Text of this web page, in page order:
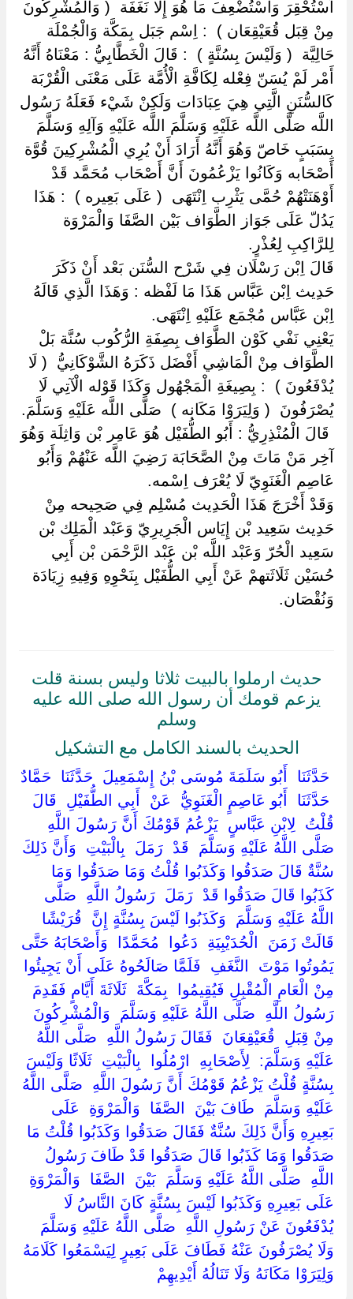
اُسْتُحْقِرَ وَاسْتُضْعِفَ مَا هُوَ إِلَّا نَغَفَة ‏ ‏( وَالْمُشْرِكُونَ
مِنْ قِبَل قُعَيْقِعَان ) ‏ ‏: اِسْم جَبَل بِمَكَّة وَالْجُمْلَة
حَالِيَّة ‏ ‏( وَلَيْسَ بِسُنَّةٍ ) ‏ ‏: قَالَ الْخَطَّابِيُّ : مَعْنَاهُ أَنَّهُ
أَمْر لَمْ يُسَنّ فِعْله لِكَافَّةِ الْأُمَّة عَلَى مَعْنَى الْقُرْبَة
كَالسُّنَنِ الَّتِي هِيَ عِبَادَات وَلَكِنْ شَيْء فَعَلَهُ رَسُول
اللَّه صَلَّى اللَّه عَلَيْهِ وَسَلَّمَ اللَّه عَلَيْهِ وَآلِهِ وَسَلَّمَ
بِسَبَبٍ خَاصّ وَهُوَ أَنَّهُ أَرَادَ أَنْ يُرِي الْمُشْرِكِينَ قُوَّة
أَصْحَابه وَكَانُوا يَزْعُمُونَ أَنَّ أَصْحَاب مُحَمَّد قَدْ
أَوْهَنَتْهُمْ حُمَّى يَثْرِب اِنْتَهَى ‏ ‏( عَلَى بَعِيره ) ‏ ‏: هَذَا
يَدُلّ عَلَى جَوَاز الطَّوَاف بَيْن الصَّفَا وَالْمَرْوَة
لِلرَّاكِبِ لِعُذْرٍ.
قَالَ اِبْن رَسْلَان فِي شَرْح السُّنَن بَعْد أَنْ ذَكَرَ
حَدِيث اِبْن عَبَّاس هَذَا مَا لَفْظه : وَهَذَا الَّذِي قَالَهُ
اِبْن عَبَّاس مُجْمَع عَلَيْهِ اِنْتَهَى.
يَعْنِي نَفْي كَوْن الطَّوَاف بِصِفَةِ الرُّكُوب سُنَّة بَلْ
الطَّوَاف مِنْ الْمَاشِي أَفْضَل ذَكَرَهُ الشَّوْكَانِيُّ ‏ ‏( لَا
يُدْفَعُونَ ) ‏ ‏: بِصِيغَةِ الْمَجْهُول وَكَذَا قَوْله الْآتِي لَا
يُصْرَفُونَ ‏ ‏( وَلِيَرَوْا مَكَانه ) ‏ ‏صَلَّى اللَّه عَلَيْهِ وَسَلَّمَ.
‏ ‏قَالَ الْمُنْذِرِيُّ : أَبُو الطُّفَيْل هُوَ عَامِر بْن وَاثِلَة وَهُوَ
آخِر مَنْ مَاتَ مِنْ الصَّحَابَة رَضِيَ اللَّه عَنْهُمْ وَأَبُو
عَاصِم الْغَنَوِيّ لَا يُعْرَف اِسْمه.
وَقَدْ أَخْرَجَ هَذَا الْحَدِيث مُسْلِم فِي صَحِيحه مِنْ
حَدِيث سَعِيد بْن إِيَاس الْجَرِيرِيّ وَعَبْد الْمَلِك بْن
سَعِيد الْحُرّ وَعَبْد اللَّه بْن عَبْد الرَّحْمَن بْن أَبِي
حُسَيْن ثَلَاثَتهمْ عَنْ أَبِي الطُّفَيْل بِنَحْوِهِ وَفِيهِ زِيَادَة
وَنُقْصَان.
حديث ارملوا بالبيت ثلاثا وليس بسنة قلت
يزعم قومك أن رسول الله صلى الله عليه
وسلم
الحديث بالسند الكامل مع التشكيل
‏ ‏حَدَّثَنَا ‏ ‏أَبُو سَلَمَةَ مُوسَى بْنُ إِسْمَعِيلَ ‏ ‏حَدَّثَنَا ‏ ‏حَمَّادٌ
‏ ‏حَدَّثَنَا ‏ ‏أَبُو عَاصِمٍ الْغَنَوِيُّ ‏ ‏عَنْ ‏ ‏أَبِي الطُّفَيْلِ ‏ ‏قَالَ ‏
‏قُلْتُ ‏ ‏لِابْنِ عَبَّاسٍ ‏ ‏يَزْعُمُ قَوْمُكَ أَنَّ رَسُولَ اللَّهِ ‏
‏صَلَّى اللَّهُ عَلَيْهِ وَسَلَّمَ ‏ ‏قَدْ ‏ ‏رَمَلَ ‏ ‏بِالْبَيْتِ ‏ ‏وَأَنَّ ذَلِكَ
سُنَّةٌ قَالَ صَدَقُوا وَكَذَبُوا قُلْتُ وَمَا صَدَقُوا وَمَا
كَذَبُوا قَالَ صَدَقُوا قَدْ ‏ ‏رَمَلَ ‏ ‏رَسُولُ اللَّهِ ‏ ‏صَلَّى
اللَّهُ عَلَيْهِ وَسَلَّمَ ‏ ‏وَكَذَبُوا لَيْسَ بِسُنَّةٍ إِنَّ ‏ ‏قُرَيْشًا ‏
‏قَالَتْ زَمَنَ ‏ ‏الْحُدَيْبِيَةِ ‏ ‏دَعُوا ‏ ‏مُحَمَّدًا ‏ ‏وَأَصْحَابَهُ حَتَّى
يَمُوتُوا مَوْتَ ‏ ‏النَّغَفِ ‏ ‏فَلَمَّا صَالَحُوهُ عَلَى أَنْ يَجِيئُوا
مِنْ الْعَامِ الْمُقْبِلِ فَيُقِيمُوا ‏ ‏بِمَكَّةَ ‏ ‏ثَلَاثَةَ أَيَّامٍ فَقَدِمَ
رَسُولُ اللَّهِ ‏ ‏صَلَّى اللَّهُ عَلَيْهِ وَسَلَّمَ ‏ ‏وَالْمُشْرِكُونَ
مِنْ قِبَلِ ‏ ‏قُعَيْقِعَانَ ‏ ‏فَقَالَ رَسُولُ اللَّهِ ‏ ‏صَلَّى اللَّهُ
عَلَيْهِ وَسَلَّمَ: ‏ ‏لِأَصْحَابِهِ ‏ ‏ارْمُلُوا ‏ ‏بِالْبَيْتِ ‏ ‏ثَلَاثًا وَلَيْسَ
بِسُنَّةٍ قُلْتُ يَزْعُمُ قَوْمُكَ أَنَّ رَسُولَ اللَّهِ ‏ ‏صَلَّى اللَّهُ
عَلَيْهِ وَسَلَّمَ ‏ ‏طَافَ بَيْنَ ‏ ‏الصَّفَا ‏ ‏وَالْمَرْوَةِ ‏ ‏عَلَى
بَعِيرِهِ وَأَنَّ ذَلِكَ سُنَّةٌ فَقَالَ صَدَقُوا وَكَذَبُوا قُلْتُ مَا
صَدَقُوا وَمَا كَذَبُوا قَالَ صَدَقُوا قَدْ طَافَ رَسُولُ
اللَّهِ ‏ ‏صَلَّى اللَّهُ عَلَيْهِ وَسَلَّمَ ‏ ‏بَيْنَ ‏ ‏الصَّفَا ‏ ‏وَالْمَرْوَةِ ‏
‏عَلَى بَعِيرِهِ وَكَذَبُوا لَيْسَ بِسُنَّةٍ كَانَ النَّاسُ لَا
يُدْفَعُونَ عَنْ رَسُولِ اللَّهِ ‏ ‏صَلَّى اللَّهُ عَلَيْهِ وَسَلَّمَ ‏
‏وَلَا يُصْرَفُونَ عَنْهُ فَطَافَ عَلَى بَعِيرٍ لِيَسْمَعُوا كَلَامَهُ
وَلِيَرَوْا مَكَانَهُ وَلَا تَنَالُهُ أَيْدِيهِمْ ‏